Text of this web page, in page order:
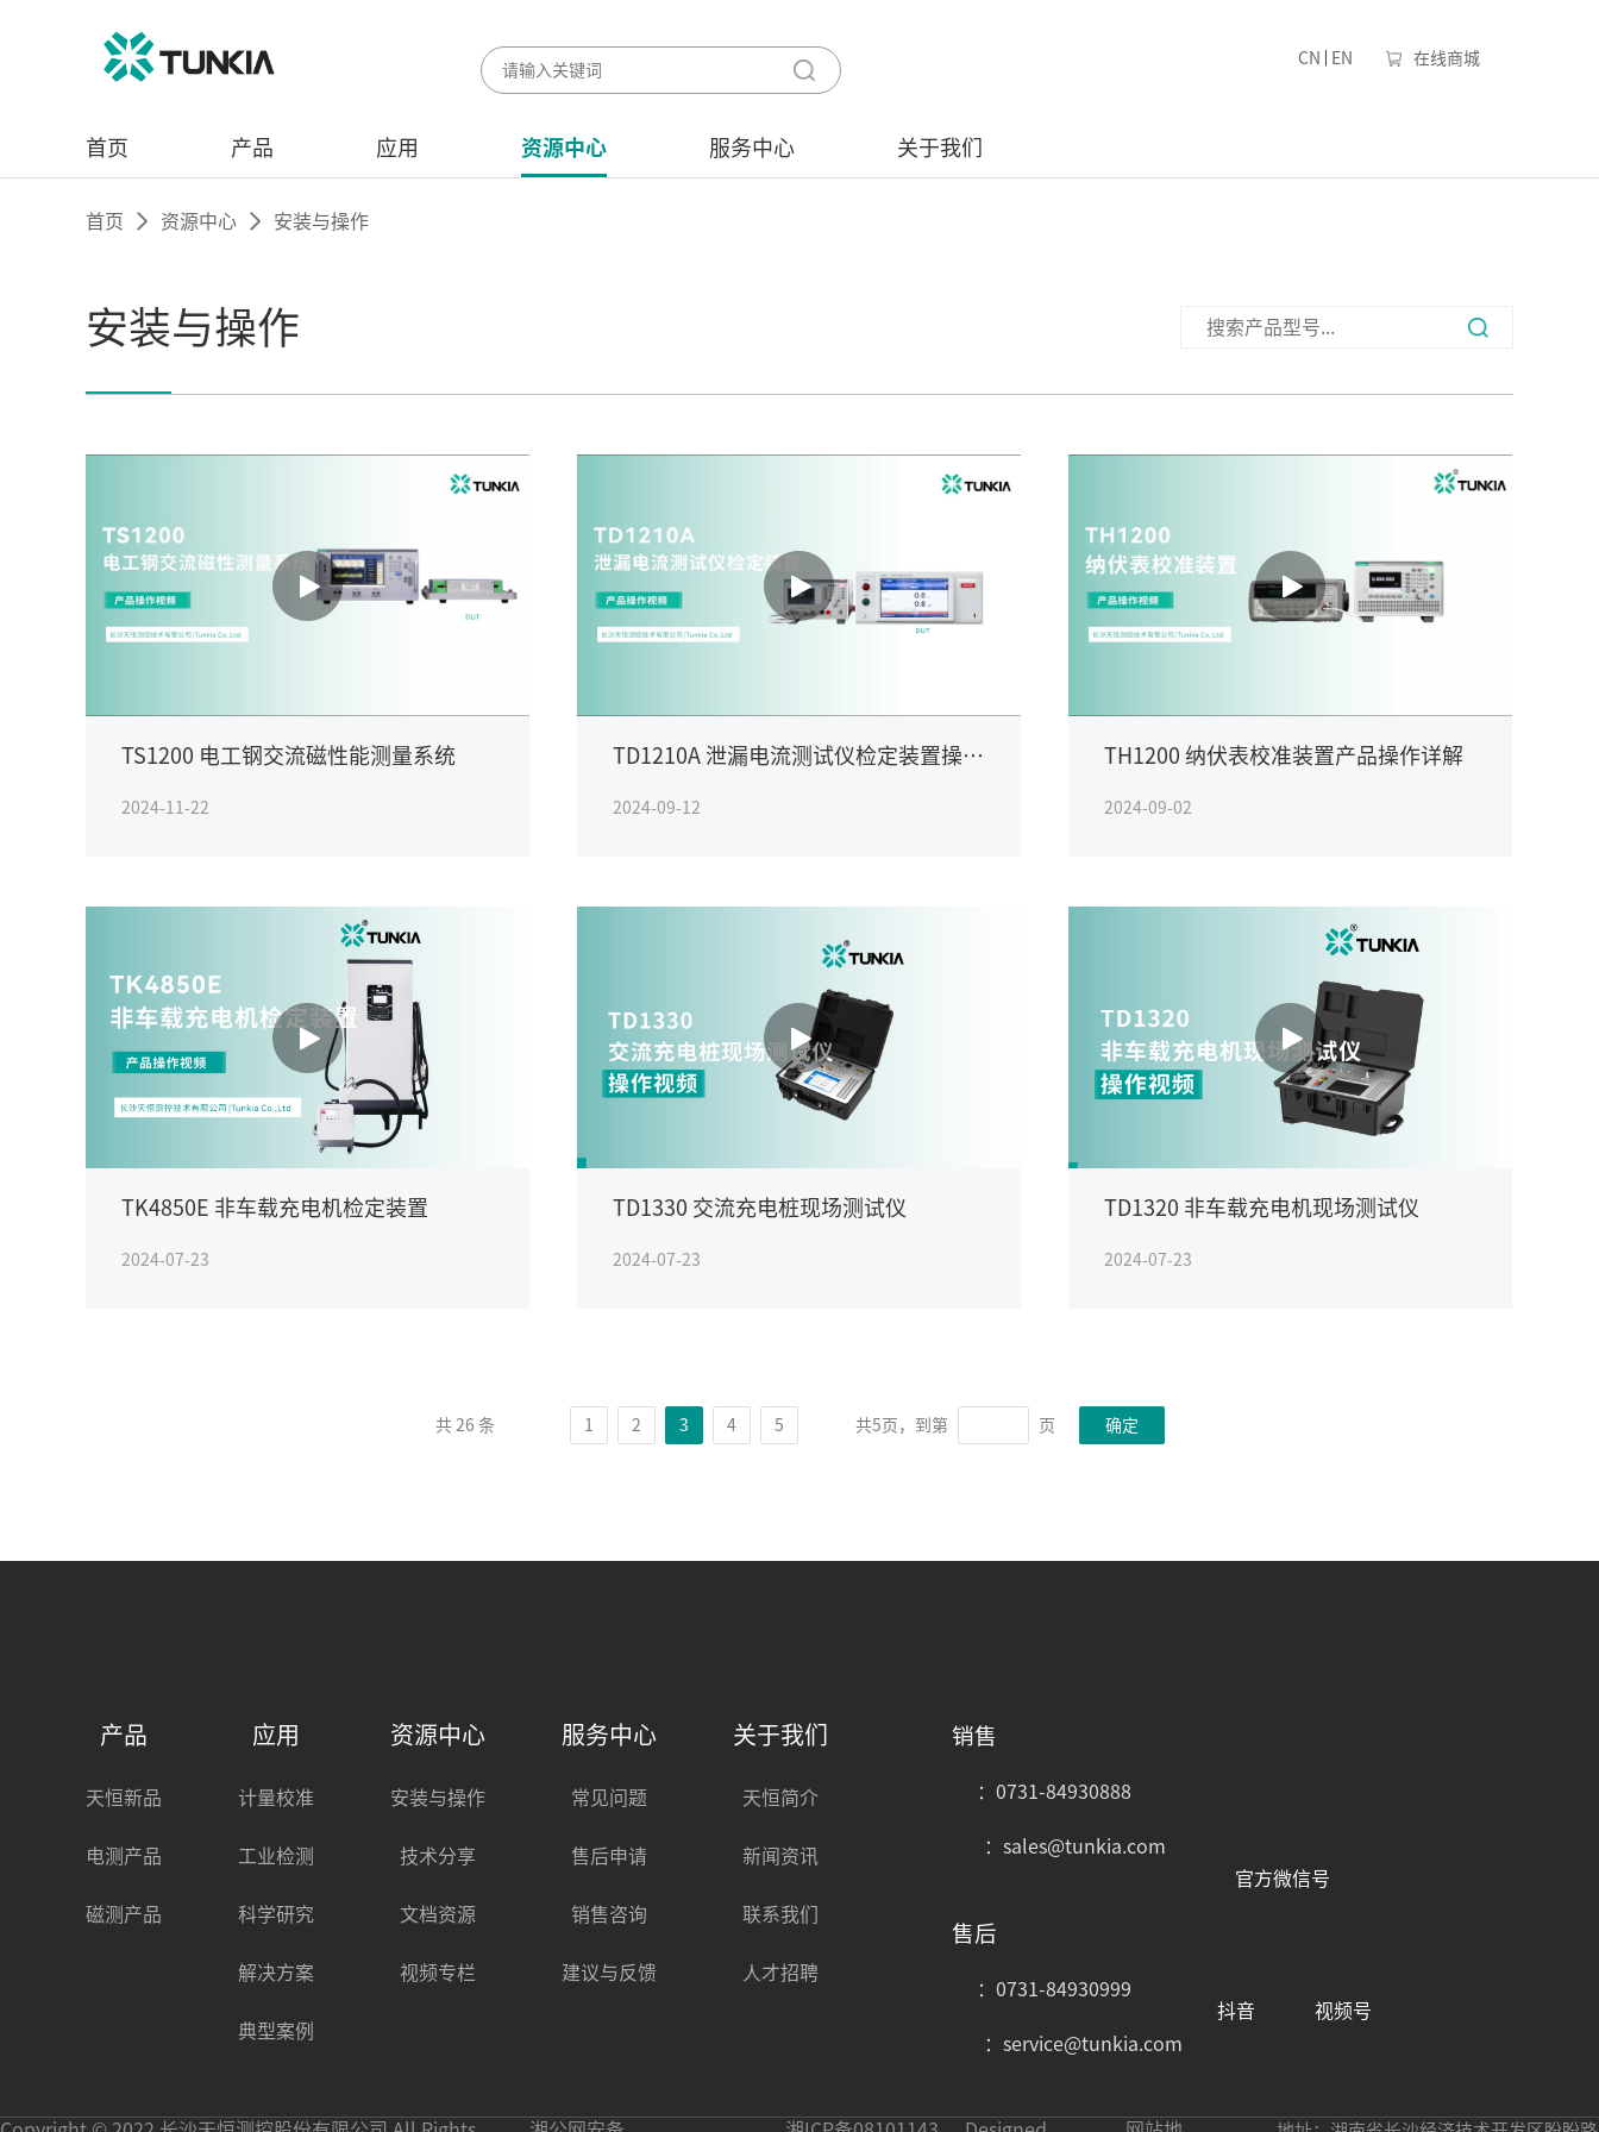
CN EN 在线商城
首页 产品 应用 资源中心 服务中心 关于我们
首页 资源中心 安装与操作
安装与操作
TS1200 电工钢交流磁性能测量系统
2024-11-22
TD1210A 泄漏电流测试仪检定装置操作
2024-09-12
TH1200 纳伏表校准装置产品操作详解
2024-09-02
TK4850E 非车载充电机检定装置
2024-07-23
TD1330 交流充电桩现场测试仪
2024-07-23
TD1320 非车载充电机现场测试仪
2024-07-23
共 26 条 1 2 3 4 5 共5页，到第 页 确定
产品
天恒新品
电测产品
磁测产品
应用
计量校准
工业检测
科学研究
解决方案
典型案例
资源中心
安装与操作
技术分享
文档资源
视频专栏
服务中心
常见问题
售后申请
销售咨询
建议与反馈
关于我们
天恒简介
新闻资讯
联系我们
人才招聘
销售
：0731-84930888
：sales@tunkia.com
售后
：0731-84930999
：service@tunkia.com
官方微信号
抖音 视频号